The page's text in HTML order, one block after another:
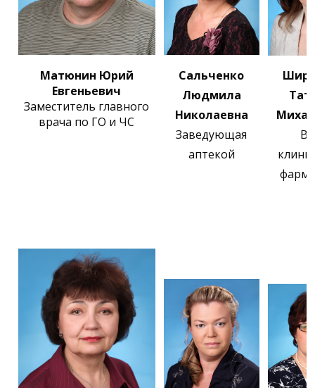
Матюнин Юрий
Евгеньевич
Заместитель главного
врача по ГО и ЧС
Сальченко
Людмила
Николаевна
Заведующая
аптекой